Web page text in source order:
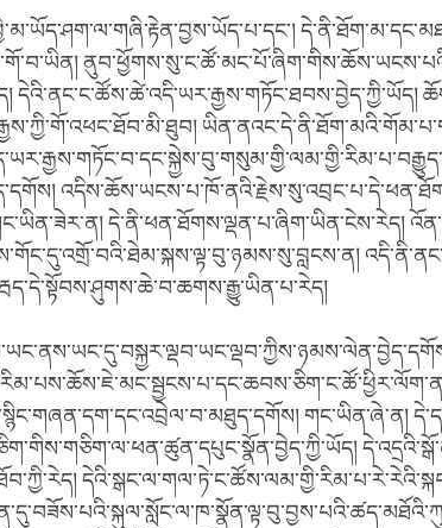
དེའི་ནང་ང་ཚོས་ཚེ་འདི་ཡར་རྒྱས་གཏོང་ཐབས་བྱེད་ཀྱི་ཡོད།
དེ་ནི་ཕན་ཐོགས་ལྡན་པ་ཞིག་ཡིན་ངེས་རེད།
གང་ཡིན་ཞེ་ན།